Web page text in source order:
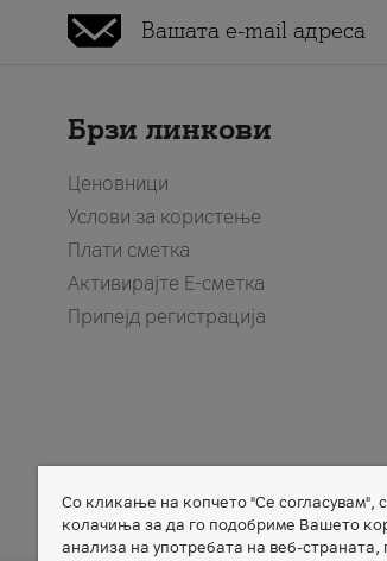
Брзи линкови
Ценовници
Услови за користење
Плати сметка
Активирајте Е-сметка
Припејд регистрација
Member of
Со кликање на копчето "Се согласувам",
колачиња за да го подобриме Вашето
анализа на употребата на веб-